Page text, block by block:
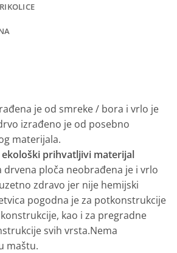
je od smreke / bora i vrlo je
izrađeno je od posebno
materijala.
prihvatljivi materijal
drvena ploča neobrađena je i vrlo
zdravo jer nije hemijski
pogodna je za potkonstrukcije
kao i za pregradne
svih vrsta.Nema
maštu.